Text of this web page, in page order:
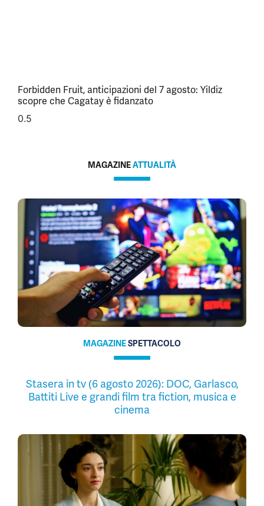
Forbidden Fruit, anticipazioni del 7 agosto: Yildiz
scopre che Cagatay è fidanzato
MAGAZINEATTUALITÀ
MAGAZINESPETTACOLO
Stasera in tv (6 agosto 2026): DOC, Garlasco,
Battiti Live e grandi film tra fiction, musica e
cinema